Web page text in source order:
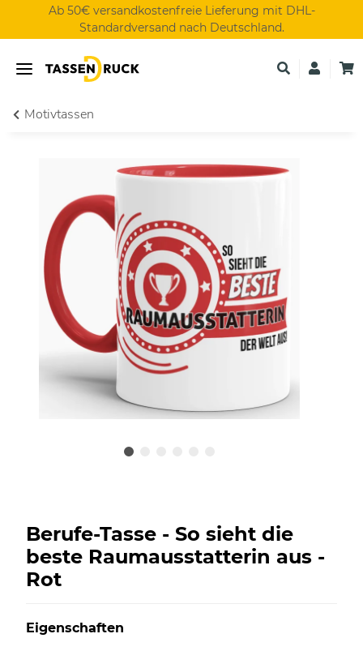
Ab 50€ versandkostenfreie Lieferung mit DHL-
Standardversand nach Deutschland.
Motivtassen
Berufe-Tasse - So sieht die
beste Raumausstatterin aus -
Rot
Eigenschaften